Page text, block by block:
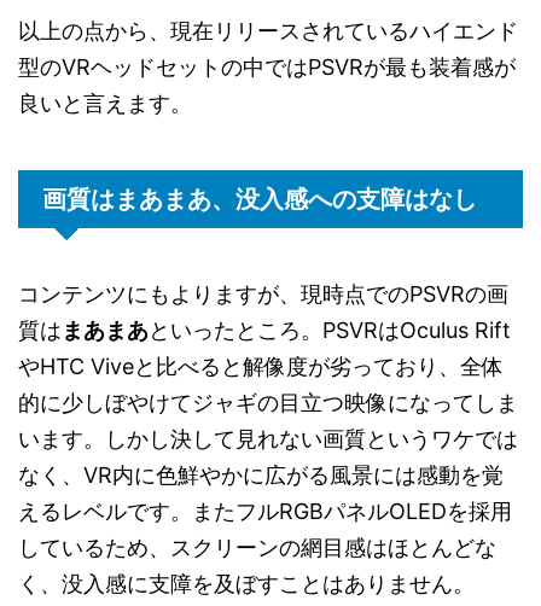
以上の点から、現在リリースされているハイエンド
型のVRヘッドセットの中ではPSVRが最も装着感が
良いと言えます。
画質はまあまあ、没入感への支障はなし
コンテンツにもよりますが、現時点でのPSVRの画
質はまあまあといったところ。PSVRはOculus Rift
やHTC Viveと比べると解像度が劣っており、全体
的に少しぼやけてジャギの目立つ映像になってしま
います。しかし決して見れない画質というワケでは
なく、VR内に色鮮やかに広がる風景には感動を覚
えるレベルです。またフルRGBパネルOLEDを採用
しているため、スクリーンの網目感はほとんどな
く、没入感に支障を及ぼすことはありません。